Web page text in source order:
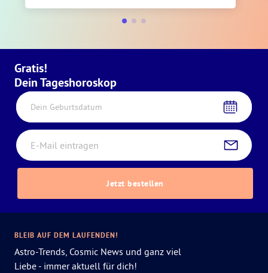
Gratis!
Dein Tageshoroskop
Dein Geburtsdatum
Jetzt bestellen
BLEIB AUF DEM LAUFENDEN!
Astro-Trends, Cosmic News und ganz viel
Liebe - immer aktuell für dich!